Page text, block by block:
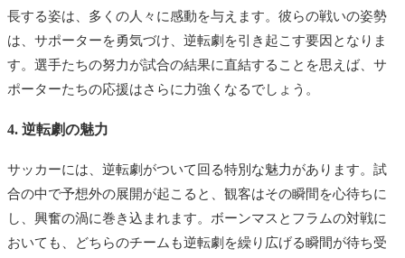
長する姿は、多くの人々に感動を与えます。彼らの戦いの姿勢
は、サポーターを勇気づけ、逆転劇を引き起こす要因となりま
す。選手たちの努力が試合の結果に直結することを思えば、サ
ポーターたちの応援はさらに力強くなるでしょう。
4. 逆転劇の魅力
サッカーには、逆転劇がついて回る特別な魅力があります。試
合の中で予想外の展開が起こると、観客はその瞬間を心待ちに
し、興奮の渦に巻き込まれます。ボーンマスとフラムの対戦に
おいても、どちらのチームも逆転劇を繰り広げる瞬間が待ち受